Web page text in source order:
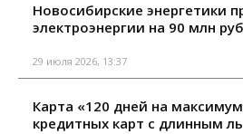
Новосибирские энергетики
электроэнергии на 90 млн
29 июля 2026, 13:37
Карта «120 дней на
кредитных карт с длинным